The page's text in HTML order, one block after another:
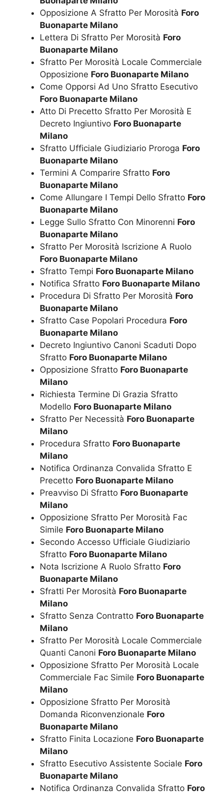
Opposizione A Sfratto Per Morosità Foro
Buonaparte Milano
Lettera Di Sfratto Per Morosità Foro
Buonaparte Milano
Sfratto Per Morosità Locale Commerciale
Opposizione Foro Buonaparte Milano
Come Opporsi Ad Uno Sfratto Esecutivo
Foro Buonaparte Milano
Atto Di Precetto Sfratto Per Morosità E
Decreto Ingiuntivo Foro Buonaparte
Milano
Sfratto Ufficiale Giudiziario Proroga Foro
Buonaparte Milano
Termini A Comparire Sfratto Foro
Buonaparte Milano
Come Allungare I Tempi Dello Sfratto Foro
Buonaparte Milano
Legge Sullo Sfratto Con Minorenni Foro
Buonaparte Milano
Sfratto Per Morosità Iscrizione A Ruolo
Foro Buonaparte Milano
Sfratto Tempi Foro Buonaparte Milano
Notifica Sfratto Foro Buonaparte Milano
Procedura Di Sfratto Per Morosità Foro
Buonaparte Milano
Sfratto Case Popolari Procedura Foro
Buonaparte Milano
Decreto Ingiuntivo Canoni Scaduti Dopo
Sfratto Foro Buonaparte Milano
Opposizione Sfratto Foro Buonaparte
Milano
Richiesta Termine Di Grazia Sfratto
Modello Foro Buonaparte Milano
Sfratto Per Necessità Foro Buonaparte
Milano
Procedura Sfratto Foro Buonaparte
Milano
Notifica Ordinanza Convalida Sfratto E
Precetto Foro Buonaparte Milano
Preavviso Di Sfratto Foro Buonaparte
Milano
Opposizione Sfratto Per Morosità Fac
Simile Foro Buonaparte Milano
Secondo Accesso Ufficiale Giudiziario
Sfratto Foro Buonaparte Milano
Nota Iscrizione A Ruolo Sfratto Foro
Buonaparte Milano
Sfratti Per Morosità Foro Buonaparte
Milano
Sfratto Senza Contratto Foro Buonaparte
Milano
Sfratto Per Morosità Locale Commerciale
Quanti Canoni Foro Buonaparte Milano
Opposizione Sfratto Per Morosità Locale
Commerciale Fac Simile Foro Buonaparte
Milano
Opposizione Sfratto Per Morosità
Domanda Riconvenzionale Foro
Buonaparte Milano
Sfratto Finita Locazione Foro Buonaparte
Milano
Sfratto Esecutivo Assistente Sociale Foro
Buonaparte Milano
Notifica Ordinanza Convalida Sfratto Foro